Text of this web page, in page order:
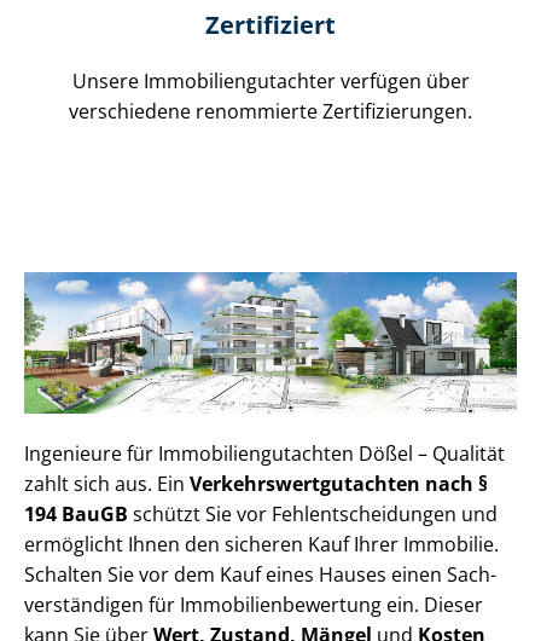
Zertifiziert
Unsere Immobilien­gutachter verfügen über
verschiedene renommierte Zer­ti­fi­zie­run­gen.
Ingenieure für Im­mo­bi­li­en­gut­ach­ten Dößel – Qualität
zahlt sich aus. Ein Ver­kehrs­wert­gut­ach­ten nach §
194 BauGB schützt Sie vor Fehl­ent­schei­dun­gen und
ermöglicht Ihnen den sicheren Kauf Ihrer Immobilie.
Schalten Sie vor dem Kauf eines Hauses einen Sach­
ver­stän­di­gen für Im­mo­bi­li­en­be­wer­tung ein. Dieser
kann Sie überWert, Zustand, Mängel und Kosten